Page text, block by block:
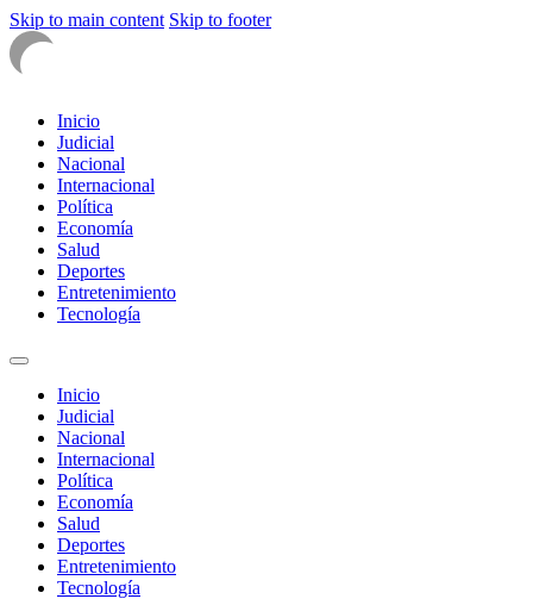
Skip to main content Skip to footer
Inicio
Judicial
Nacional
Internacional
Política
Economía
Salud
Deportes
Entretenimiento
Tecnología
Inicio
Judicial
Nacional
Internacional
Política
Economía
Salud
Deportes
Entretenimiento
Tecnología